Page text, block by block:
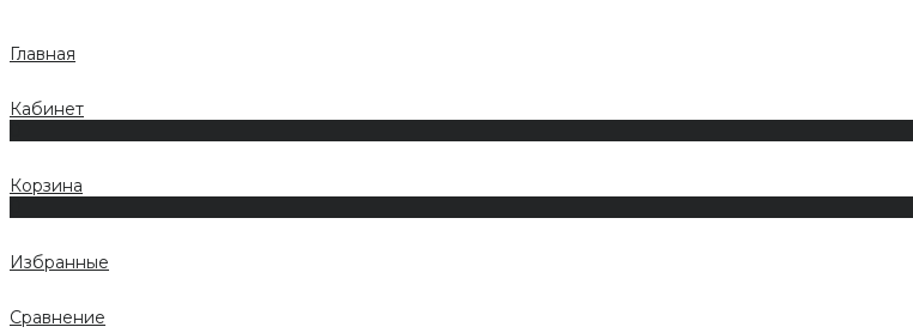
Главная
Кабинет
Корзина
Избранные
Сравнение